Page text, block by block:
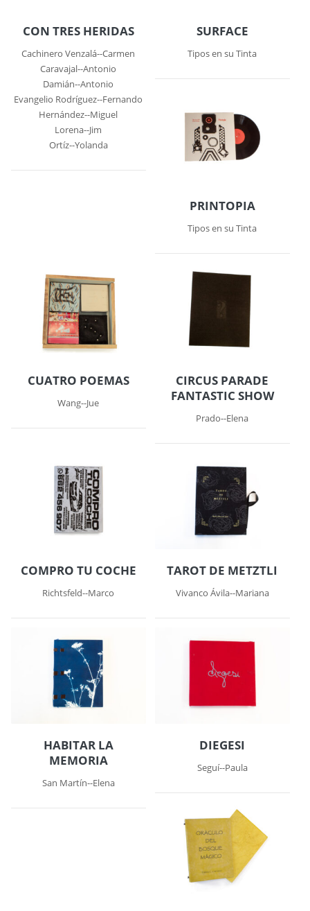
CON TRES HERIDAS
Cachinero Venzalá--Carmen
Caravajal--Antonio
Damián--Antonio
Evangelio Rodríguez--Fernando
Hernández--Miguel
Lorena--Jim
Ortíz--Yolanda
SURFACE
Tipos en su Tinta
PRINTOPIA
Tipos en su Tinta
CUATRO POEMAS
Wang--Jue
CIRCUS PARADE
FANTASTIC SHOW
Prado--Elena
COMPRO TU COCHE
Richtsfeld--Marco
TAROT DE METZTLI
Vivanco Ávila--Mariana
HABITAR LA
MEMORIA
San Martín--Elena
DIEGESI
Seguí--Paula